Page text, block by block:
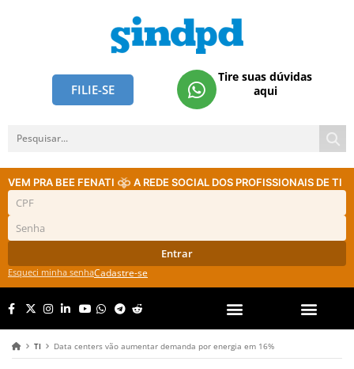
FILIE-SE
Tire suas dúvidas
aqui
VEM PRA BEE FENATI A REDE SOCIAL DOS PROFISSIONAIS DE TI
Entrar
Esqueci minha senhaCadastre-se
TI Data centers vão aumentar demanda por energia em 16%